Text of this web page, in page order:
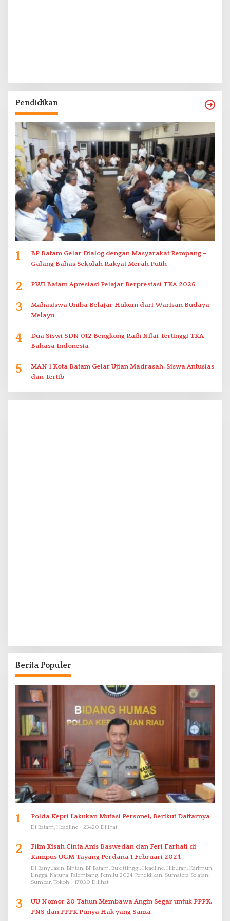
Pendidikan
1
BP Batam Gelar Dialog dengan Masyarakat Rempang –
Galang Bahas Sekolah Rakyat Merah Putih
2 PWI Batam Apresiasi Pelajar Berprestasi TKA 2026
3
Mahasiswa Uniba Belajar Hukum dari Warisan Budaya
Melayu
4
Dua Siswi SDN 012 Bengkong Raih Nilai Tertinggi TKA
Bahasa Indonesia
5
MAN 1 Kota Batam Gelar Ujian Madrasah, Siswa Antusias
dan Tertib
Berita Populer
1 Polda Kepri Lakukan Mutasi Personel, Berikut Daftarnya
Di Batam, Headline 23420 Dilihat
2
Film Kisah Cinta Anis Baswedan dan Feri Farhati di
Kampus UGM Tayang Perdana 1 Februari 2024
Di Banyuasin, Bintan, BP Batam, Bukittinggi, Headline, Hiburan, Karimun,
Lingga, Natuna, Palembang, Pemilu 2024, Pendidikan, Sumatera Selatan,
Sumbar, Tokoh
17830 Dilihat
3
UU Nomor 20 Tahun Membawa Angin Segar untuk PPPK.
PNS dan PPPK Punya Hak yang Sama